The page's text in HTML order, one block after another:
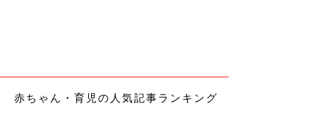
赤ちゃん・育児の人気記事ランキング